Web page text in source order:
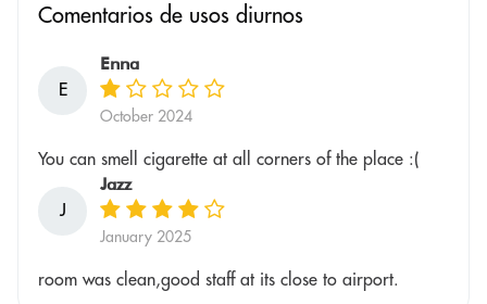
Comentarios de usos diurnos
E
Enna
October 2024
You can smell cigarette at all corners of the place :(
J
Jazz
January 2025
room was clean,good staff at its close to airport.